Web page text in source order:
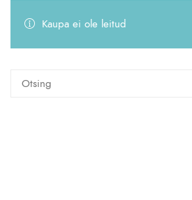
Kaupa ei ole leitud